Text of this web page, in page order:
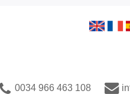
0034 966 463 108